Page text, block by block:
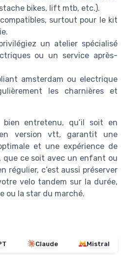
bikes, lift mtb, etc.).
surtout pour le kit
un atelier spécialisé
ou un service après-
amsterdam ou electrique
les charnières et
entretenu, qu’il soit en
version vtt, garantit une
et une expérience de
que ce soit avec un enfant ou
régulier, c’est aussi préserver
velo tandem sur la durée,
ou la star du marché.
Claude Mistral